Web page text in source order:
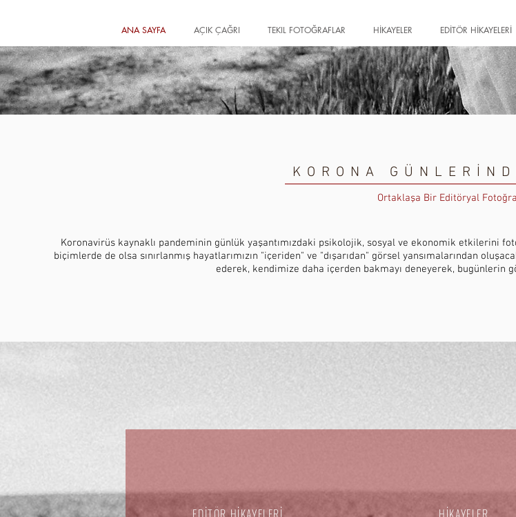
ANA SAYFA AÇIK ÇAĞRI TEKIL FOTOĞRAFLAR HİKAYELER EDİTÖR HİKAYELERİ
KORONA
Ortaklaşa Bir Editöryal
Koronavirüs kaynaklı pandeminin günlük yaşantımızdaki psikolojik, sosyal ve ekonomik etkilerini
biçimlerde de olsa sınırlanmış hayatlarımızın "içeriden" ve "dışarıdan" görsel yansımalarından
ederek, kendimize daha içerden bakmayı deneyerek, bugünlerin